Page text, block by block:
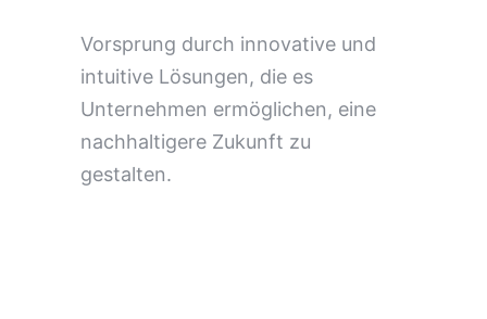
Vorsprung durch innovative und
intuitive Lösungen, die es
Unternehmen ermöglichen, eine
nachhaltigere Zukunft zu
gestalten.